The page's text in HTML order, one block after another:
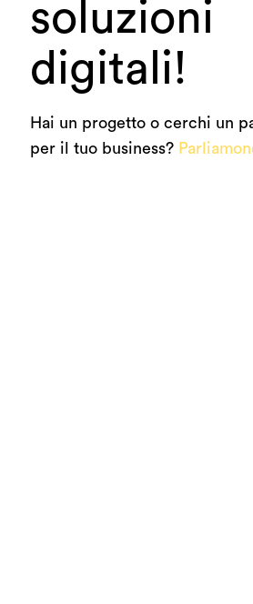
soluzioni
digitali!
Hai un progetto o cerchi un
per il tuo business?